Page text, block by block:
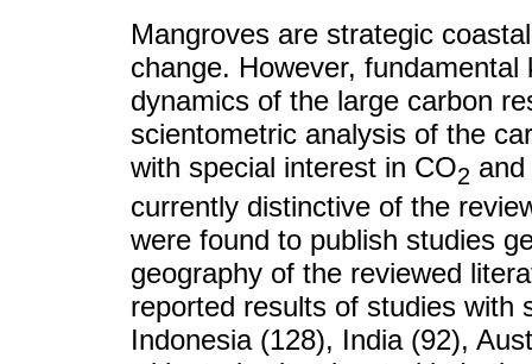
Mangroves are strategic
change. However,
dynamics of the large carbon
scientometric analysis of the
with special interest in CO2
currently distinctive of the
were found to publish studies
geography of the reviewed
reported results of studies with
Indonesia (128), India (92),